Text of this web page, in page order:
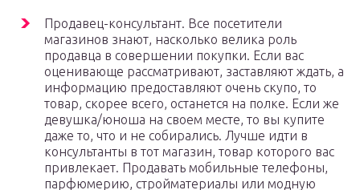
Продавец-консультант. Все посетители
магазинов знают, насколько велика роль
продавца в совершении покупки. Если вас
оценивающе рассматривают, заставляют ждать, а
информацию предоставляют очень скупо, то
товар, скорее всего, останется на полке. Если же
девушка/юноша на своем месте, то вы купите
даже то, что и не собирались. Лучше идти в
консультанты в тот магазин, товар которого вас
привлекает. Продавать мобильные телефоны,
парфюмерию, стройматериалы или модную